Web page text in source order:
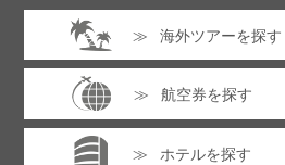
海外ツアーを探す
航空券を探す
ホテルを探す